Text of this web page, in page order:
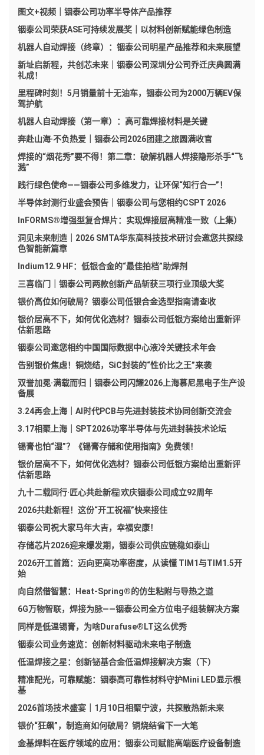
图文+视频｜铟泰公司功率半导体产品推荐
铟泰公司荣获ASE可持续发展奖｜以材料创新赋能绿色制造
机器人自动焊接（终章）：铟泰公司明星产品推荐和未来展望
新址启新程，共创芯未来｜铟泰公司深圳分公司乔迁庆典圆满
礼成！
里程碑时刻！5月销量前十无油车，铟泰公司为2000万辆EV保
驾护航
机器人自动焊接（第一章）：高可靠焊接材料是关键
奔赴山海·不负热爱｜铟泰公司2026团建之旅圆满收官
焊接的“烟花秀”要不得！第二章：破解机器人焊接隐形杀手“飞
溅”
践行绿色使命——铟泰公司多维发力，让环保“知行合一”！
半导体封测行业盛会预告｜铟泰公司与您相约CSPT 2026
InFORMS®增强型复合焊片：实现焊接层高精准一致（上集）
洞见未来制造｜2026 SMTA华东高科技技术研讨会邀您共探绿
色智能新篇章
Indium12.9 HF：低银合金的“最佳拍档”助焊剂
三喜临门｜铟泰公司两款创新产品斩获三项行业顶级大奖
银价高位如何破局？铟泰公司低银合金选型指南请查收
银价居高不下，如何优化选材？铟泰公司低银方案给出重新评
估新思路
铟泰公司邀您相约中国国际数据中心液冷关键技术年会
告别银价焦虑！铜烧结，SiC封装的“性价比之王”来袭
双誉加冕·满载而归｜铟泰公司闪耀2026上海慕尼黑电子生产设
备展
3.24再会上海｜AI时代PCB与先进封装技术协同创新交流会
3.17相聚上海｜SPT2026功率半导体与先进封装技术论坛
锡膏也怕“湿”？《锡膏存储和使用指南》免费领！
银价居高不下，如何优化选材？铟泰公司低银方案给出重新评
估新思路
九十二载同行·匠心共赴新程|欢庆铟泰公司成立92周年
2026共赴新程！这份“开工祝福”快来接住
铟泰公司祝大家马年大吉，幸福安康！
存储芯片2026迎来爆发期，铟泰公司供应链稳如泰山
2026开工首篇：迈向更高功率密度，从读懂 TIM1与TIM1.5开
始
向自然借智慧：Heat-Spring®的仿生粘附与导热之道
6G万物智联，焊接为脉——铟泰公司全方位电子组装解决方案
同样是低温锡膏，为啥Durafuse®LT这么优秀
铟泰公司业务速览：创新材料驱动未来电子制造
低温焊接之星：创新铋基合金低温焊接解决方案（下）
精准配光，可靠赋能：铟泰高可靠性材料守护Mini LED显示根
基
2026首场技术盛宴｜1月10日相聚宁波，共探散热新未来
银价“狂飙”，制造商如何破局？铜烧结省下一大笔
金基焊料在医疗领域的应用：铟泰公司赋能高端医疗设备制造